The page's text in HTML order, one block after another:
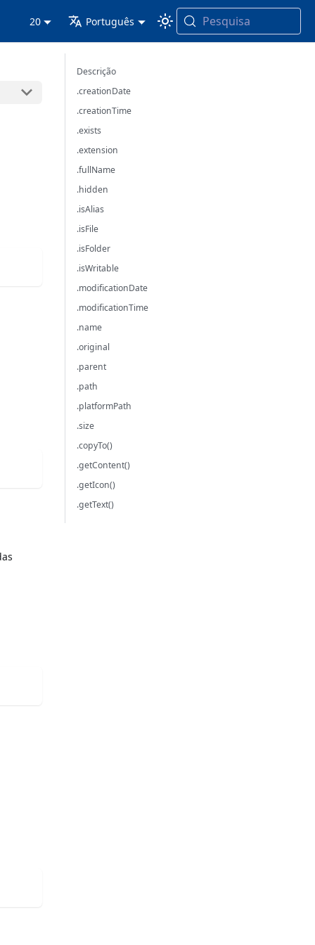
20 Português Pesquisa
Descrição
.creationDate
.creationTime
.exists
.extension
.fullName
.hidden
.isAlias
.isFile
.isFolder
.isWritable
.modificationDate
.modificationTime
.name
.original
.parent
.path
.platformPath
.size
.copyTo()
.getContent()
.getIcon()
.getText()